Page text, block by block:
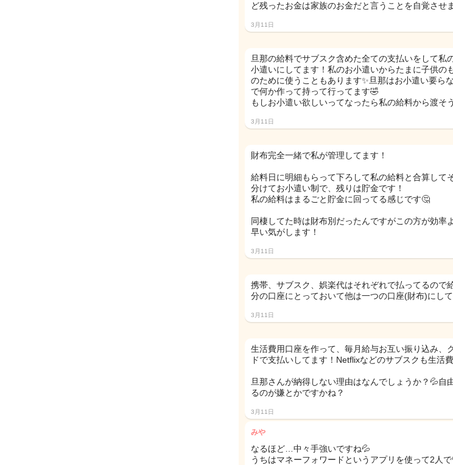
ど残ったお金は家族のお金だと言うことを自覚させ
3月11日
旦那の給料でサブスク含めた全ての支払いをして私
小遣いにしてます！私のお小遣いからたまに子供の
のために使うこともあります✨旦那はお小遣い要ら
で何か作って持って行ってます🤣
もしお小遣い欲しいってなったら私の給料から渡そ
3月11日
財布完全一緒で私が管理してます！
給料日に明細もらって下ろして私の給料と合算して
分けてお小遣い制で、残りは貯金です！
私の給料はまるごと貯金に回ってる感じです🤔
同棲してた時は財布別だったんですがこの方が効率
早い気がします！
3月11日
携帯、サブスク、娯楽代はそれぞれで払ってるので
分の口座にとっておいて他は一つの口座(財布)にして
3月11日
生活費用口座を作って、毎月給与お互い振り込み、
ドで支払いしてます！Netflixなどのサブスクも生活
旦那さんが納得しない理由はなんでしょうか？💦自
るのが嫌とかですかね？
3月11日
みや
なるほど…中々手強いですね💦
うちはマネーフォワードというアプリを使って2人